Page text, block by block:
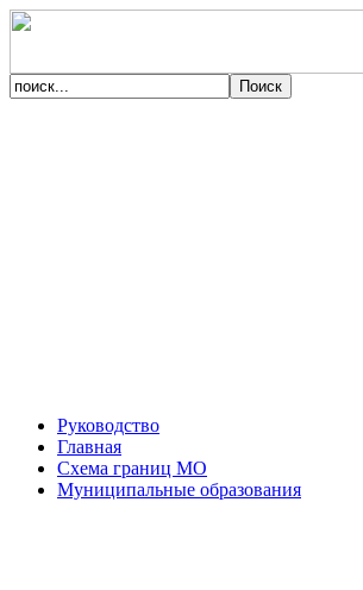
Руководство
Главная
Схема границ МО
Муниципальные образования